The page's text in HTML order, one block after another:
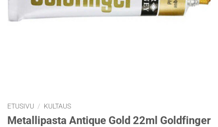
ETUSIVU / KULTAUS
Metallipasta Antique Gold 22ml Goldfinger